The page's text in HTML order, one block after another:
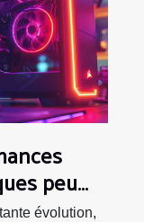
peu
évolution,